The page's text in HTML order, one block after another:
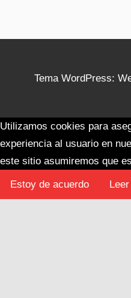
Tema WordPress:
Utilizamos cookies para
experiencia al usuario en
este sitio asumiremos que
Estoy de acuerdo